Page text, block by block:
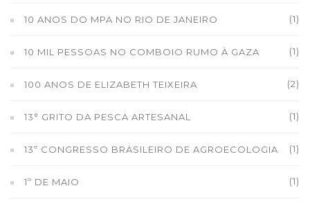
10 ANOS DO MPA NO RIO DE JANEIRO (1)
10 MIL PESSOAS NO COMBOIO RUMO À GAZA (1)
100 ANOS DE ELIZABETH TEIXEIRA (2)
13° GRITO DA PESCA ARTESANAL (1)
13º CONGRESSO BRASILEIRO DE AGROECOLOGIA (1)
1º DE MAIO (1)